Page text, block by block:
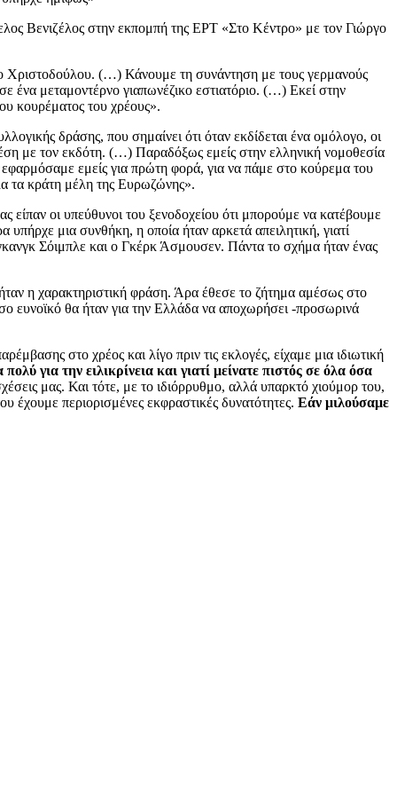
Βενιζέλος στην εκπομπή της ΕΡΤ «Στο Κέντρο» με τον Γιώργο
Χριστοδούλου. (…) Κάνουμε τη συνάντηση με τους γερμανούς
ένα μεταμοντέρνο γιαπωνέζικο εστιατόριο. (…) Εκεί στην
κουρέματος του χρέους».
δράσης, που σημαίνει ότι όταν εκδίδεται ένα ομόλογο, οι
με τον εκδότη. (…) Παραδόξως εμείς στην ελληνική νομοθεσία
εμείς για πρώτη φορά, για να πάμε στο κούρεμα του
τα κράτη μέλη της Ευρωζώνης».
οι υπεύθυνοι του ξενοδοχείου ότι μπορούμε να κατέβουμε
μια συνθήκη, η οποία ήταν αρκετά απειλητική, γιατί
Σόιμπλε και ο Γκέρκ Άσμουσεν. Πάντα το σχήμα ήταν ένας
η χαρακτηριστική φράση. Άρα έθεσε το ζήτημα αμέσως στο
ευνοϊκό θα ήταν για την Ελλάδα να αποχωρήσει -προσωρινά
στο χρέος και λίγο πριν τις εκλογές, είχαμε μια ιδιωτική
για την ειλικρίνεια και γιατί μείνατε πιστός σε όλα όσα
μας. Και τότε, με το ιδιόρρυθμο, αλλά υπαρκτό χιούμορ του,
περιορισμένες εκφραστικές δυνατότητες. Εάν μιλούσαμε